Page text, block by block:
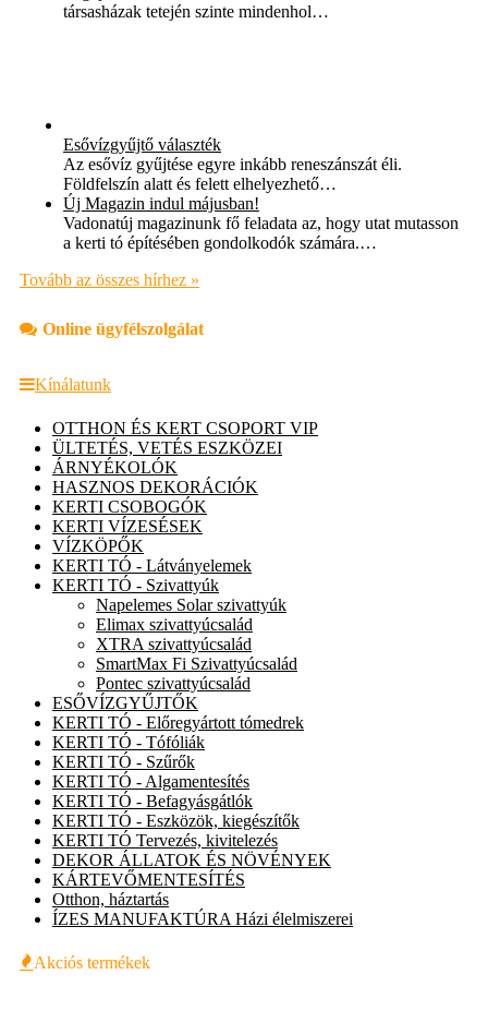
társasházak tetején szinte mindenhol…
Esővízgyűjtő választék
Az esővíz gyűjtése egyre inkább reneszánszát éli.
Földfelszín alatt és felett elhelyezhető…
Új Magazin indul májusban!
Vadonatúj magazinunk fő feladata az, hogy utat mutasson
a kerti tó építésében gondolkodók számára.…
Tovább az összes hírhez »
Online ügyfélszolgálat
Kínálatunk
OTTHON ÉS KERT CSOPORT VIP
ÜLTETÉS, VETÉS ESZKÖZEI
ÁRNYÉKOLÓK
HASZNOS DEKORÁCIÓK
KERTI CSOBOGÓK
KERTI VÍZESÉSEK
VÍZKÖPŐK
KERTI TÓ - Látványelemek
KERTI TÓ - Szivattyúk
Napelemes Solar szivattyúk
Elimax szivattyúcsalád
XTRA szivattyúcsalád
SmartMax Fi Szivattyúcsalád
Pontec szivattyúcsalád
ESŐVÍZGYŰJTŐK
KERTI TÓ - Előregyártott tómedrek
KERTI TÓ - Tófóliák
KERTI TÓ - Szűrők
KERTI TÓ - Algamentesítés
KERTI TÓ - Befagyásgátlók
KERTI TÓ - Eszközök, kiegészítők
KERTI TÓ Tervezés, kivitelezés
DEKOR ÁLLATOK ÉS NÖVÉNYEK
KÁRTEVŐMENTESÍTÉS
Otthon, háztartás
ÍZES MANUFAKTÚRA Házi élelmiszerei
Akciós termékek